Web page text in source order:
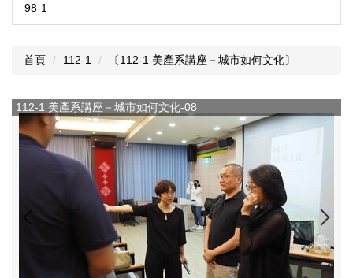
98-1
首頁 112-1 〔112-1 美產系講座－城市如何文化〕
112-1 美產系講座－城市如何文化-08